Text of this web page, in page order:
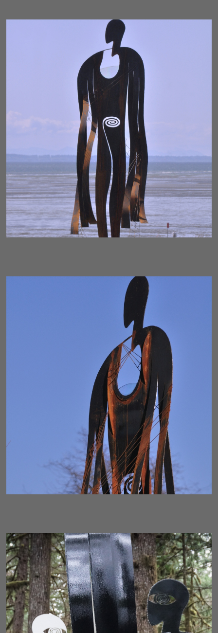
AWAKENING - INVOKED
AWAKENING - ENSCONCED